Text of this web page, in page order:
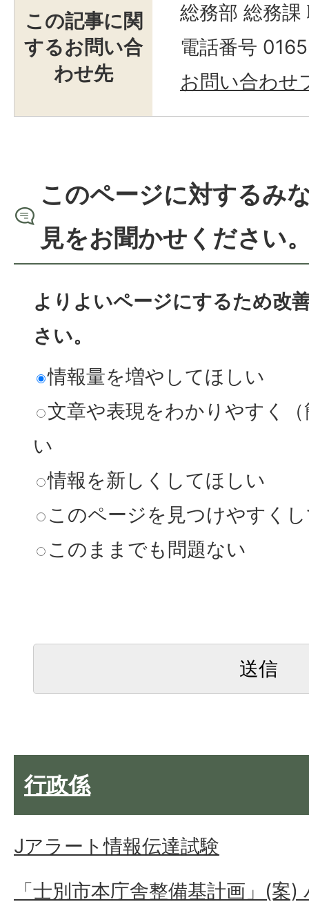
この記事に関
するお問い合
わせ先
総務部 総務課
電話番号
お問い合わせ
このページに対するみ
見をお聞かせください
よりよいページにするため改
さい。
情報量を増やしてほしい
文章や表現をわかりやすく
い
情報を新しくしてほしい
このページを見つけやすく
このままでも問題ない
行政係
Jアラート情報伝達試験
「士別市本庁舎整備基計画」(案